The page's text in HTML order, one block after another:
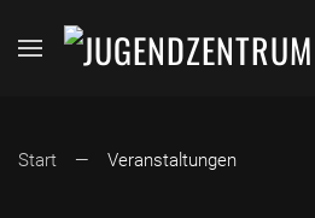
Start Veranstaltungen